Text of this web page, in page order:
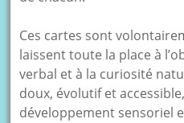
Ces cartes sont
laissent toute la place à
verbal et à la curiosité
doux, évolutif et
développement sensoriel